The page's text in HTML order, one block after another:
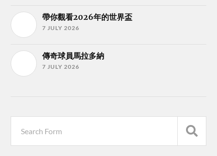
帶你觀看2026年的世界盃
7 JULY 2026
傳奇球員馬拉多納
7 JULY 2026